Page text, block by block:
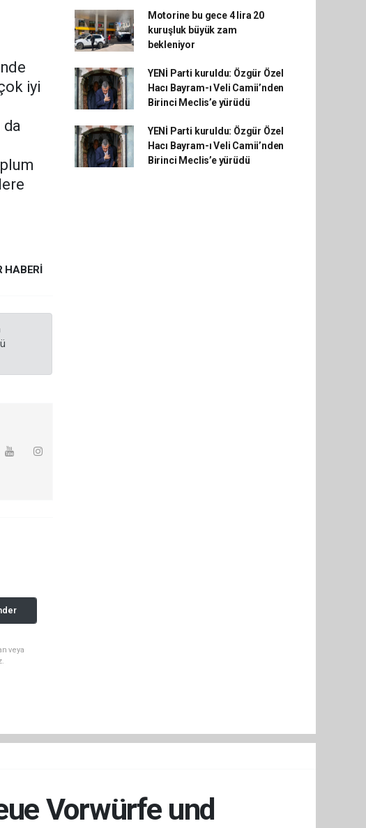
iyi
da
HABERİ
veya
Motorine bu gece 4 lira 20
kuruşluk büyük zam
bekleniyor
YENİ Parti kuruldu: Özgür Özel
Hacı Bayram-ı Veli Camii’nden
Birinci Meclis’e yürüdü
YENİ Parti kuruldu: Özgür Özel
Hacı Bayram-ı Veli Camii’nden
Birinci Meclis’e yürüdü
Vorwürfe und